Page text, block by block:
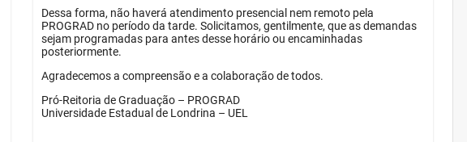
Dessa forma, não haverá atendimento presencial nem remoto pela
PROGRAD no período da tarde. Solicitamos, gentilmente, que as demandas
sejam programadas para antes desse horário ou encaminhadas
posteriormente.
Agradecemos a compreensão e a colaboração de todos.
Pró-Reitoria de Graduação – PROGRAD
Universidade Estadual de Londrina – UEL